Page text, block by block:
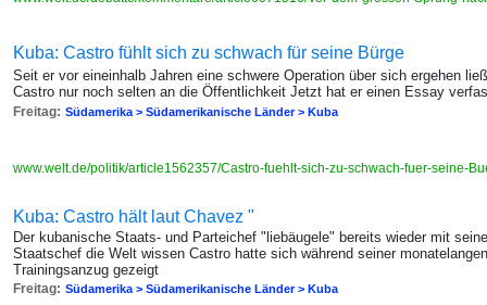
Kuba: Castro fühlt sich zu schwach für seine Bürge
Seit er vor eineinhalb Jahren eine schwere Operation über sich ergehen
Castro nur noch selten an die Öffentlichkeit Jetzt hat er einen Essay
Freitag: Südamerika > Südamerikanische Länder > Kuba
www.welt.de/politik/article1562357/Castro-fuehlt-sich-zu-schwach-fuer-seine-
Kuba: Castro hält laut Chavez "
Der kubanische Staats- und Parteichef "liebäugele" bereits wieder mit
Staatschef die Welt wissen Castro hatte sich während seiner
Trainingsanzug gezeigt
Freitag: Südamerika > Südamerikanische Länder > Kuba